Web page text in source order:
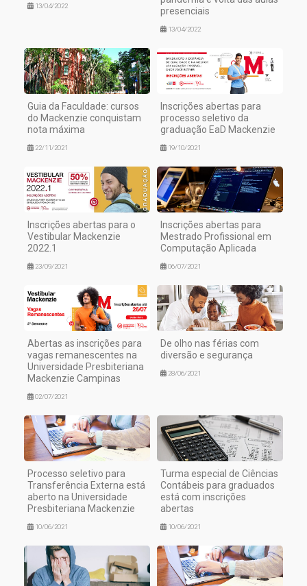
13/04/2022
presenciais
13/04/2022
Guia da Faculdade: cursos
do Mackenzie conquistam
nota máxima
22/11/2021
Inscrições abertas para
processo seletivo da
graduação EaD Mackenzie
19/10/2021
Inscrições abertas para o
Vestibular Mackenzie
2022.1
23/09/2021
Inscrições abertas para
Mestrado Profissional em
Computação Aplicada
06/07/2021
Abertas as inscrições para
vagas remanescentes na
Universidade Presbiteriana
Mackenzie Campinas
02/07/2021
De olho nas férias com
diversão e segurança
28/06/2021
Processo seletivo para
Transferência Externa está
aberto na Universidade
Presbiteriana Mackenzie
10/06/2021
Turma especial de Ciências
Contábeis para graduados
está com inscrições
abertas
10/06/2021